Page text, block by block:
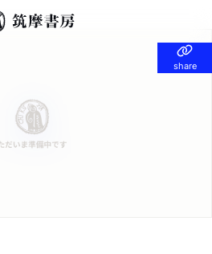
share
share